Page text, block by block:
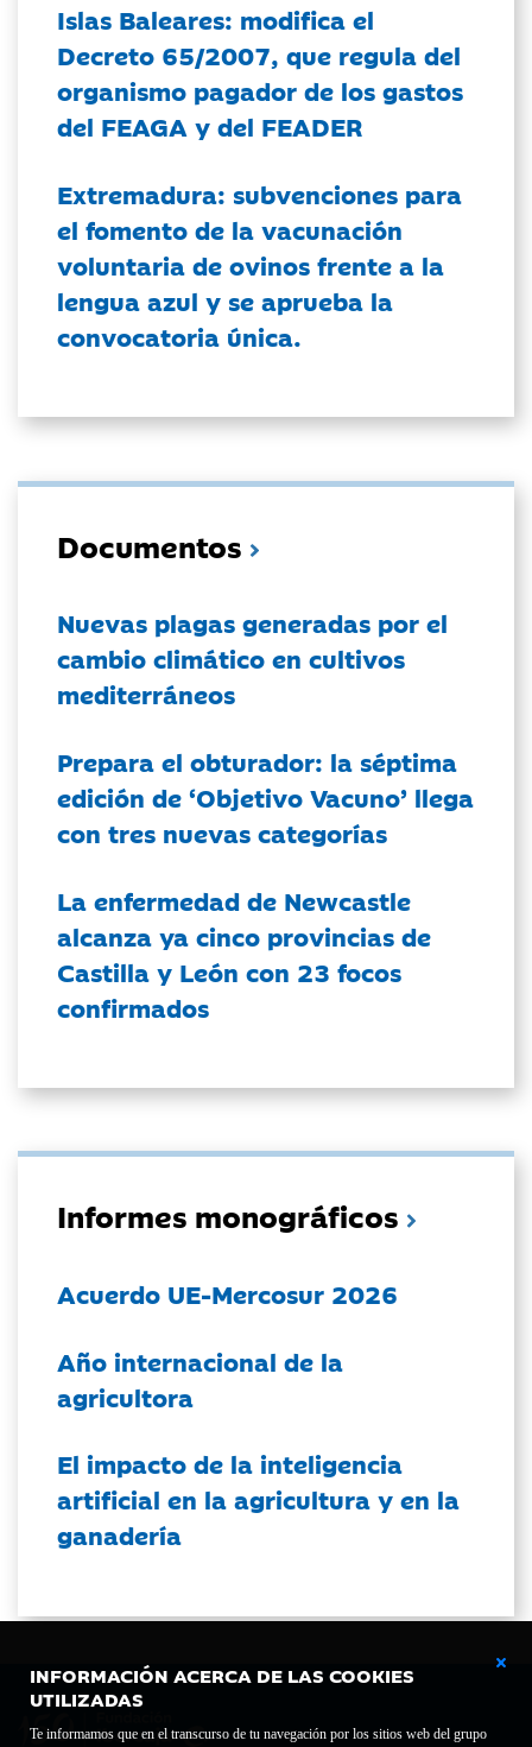
INFORMACIÓN ACERCA DE LAS COOKIES
UTILIZADAS
Te informamos que en el transcurso de tu navegación por los sitios web del grupo
Islas Baleares: modifica el
Decreto 65/2007, que regula del
organismo pagador de los gastos
del FEAGA y del FEADER
Extremadura: subvenciones para
el fomento de la vacunación
voluntaria de ovinos frente a la
lengua azul y se aprueba la
convocatoria única.
Documentos
Nuevas plagas generadas por el
cambio climático en cultivos
mediterráneos
Prepara el obturador: la séptima
edición de ‘Objetivo Vacuno’ llega
con tres nuevas categorías
La enfermedad de Newcastle
alcanza ya cinco provincias de
Castilla y León con 23 focos
confirmados
Informes monográficos
Acuerdo UE-Mercosur 2026
Año internacional de la
agricultora
El impacto de la inteligencia
artificial en la agricultura y en la
ganadería